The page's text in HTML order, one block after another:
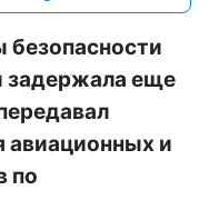
задержала еще
авиационных и
по